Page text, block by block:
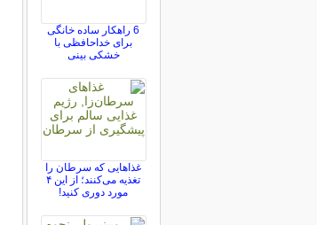
6 راهکار ساده خانگی
برای خداحافظی با
خشکی بینی
غذاهایی که سرطان را
تغذیه می‌کنند؛ از این ۴
مورد دوری کنید!